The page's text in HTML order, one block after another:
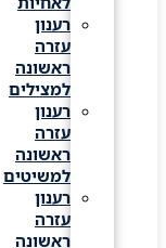
רענון
עזרה
ראשונה
למצילים
רענון
עזרה
ראשונה
למשיטים
רענון
עזרה
ראשונה